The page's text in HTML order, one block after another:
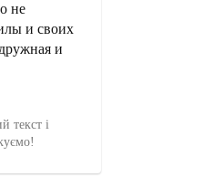
не
и своих
и
текст і